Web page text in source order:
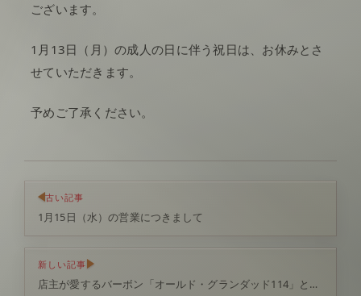
ございます。
1月13日（月）の成人の日に伴う祝日は、お休みとさ
せていただきます。
予めご了承ください。
古い記事
1月15日（水）の営業につきまして
新しい記事
店主が愛するバーボン「オールド・グランダッド114」と、ボトルキープの愉しみ